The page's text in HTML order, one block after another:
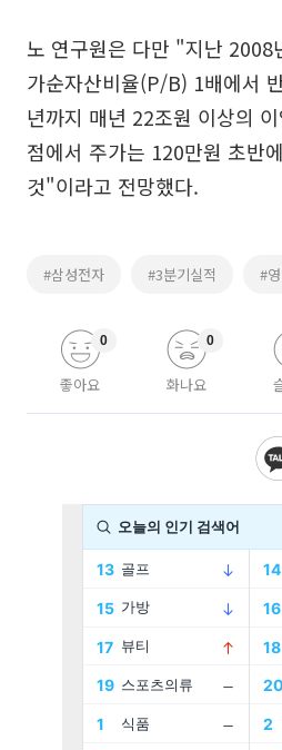
노 연구원은 다만 "지난 2008
가순자산비율(P/B) 1배에서
년까지 매년 22조원 이상의
점에서 주가는 120만원 초반
것"이라고 전망했다.
#삼성전자 #3분기실적 #
좋아요
0
화나요
0